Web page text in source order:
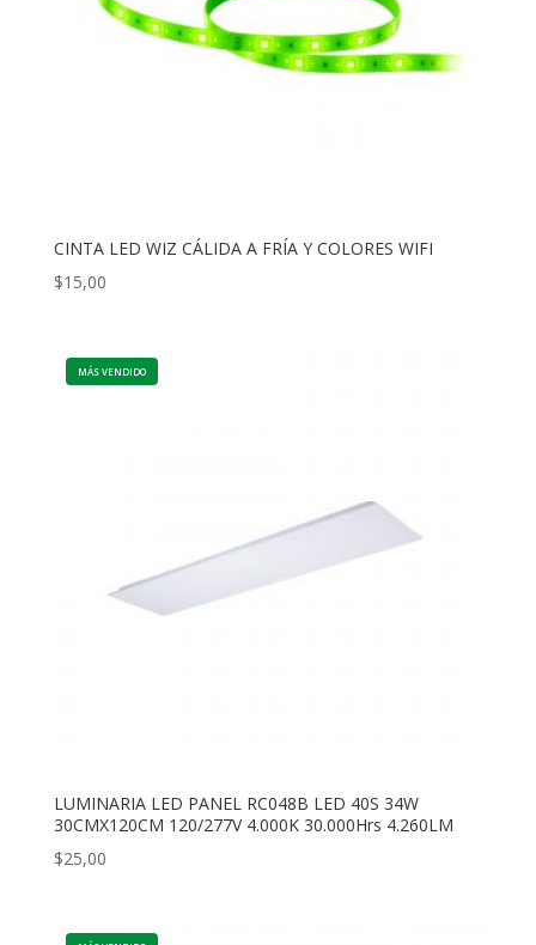
CINTA LED WIZ CÁLIDA A FRÍA Y COLORES WIFI
$15,00
LUMINARIA LED PANEL RC048B LED 40S 34W
30CMX120CM 120/277V 4.000K 30.000Hrs 4.260LM
$25,00